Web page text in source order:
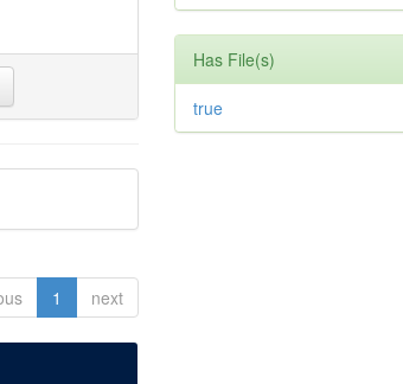
1 next
Has File(s)
true